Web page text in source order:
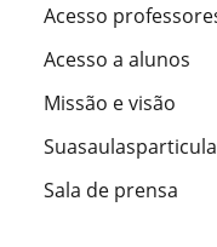
Acesso
Acesso a alunos
Missão e visão
Sala de prensa